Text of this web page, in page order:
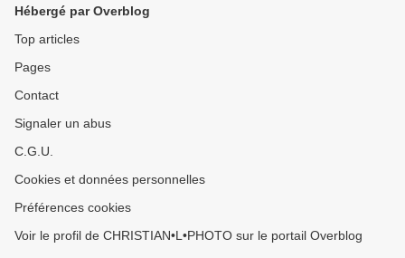
Hébergé par Overblog
Top articles
Pages
Contact
Signaler un abus
C.G.U.
Cookies et données personnelles
Préférences cookies
Voir le profil de CHRISTIAN•L•PHOTO sur le portail Overblog